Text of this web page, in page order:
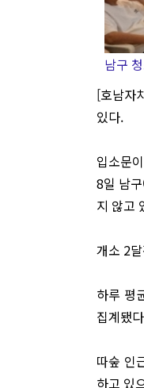
남구
[호남자
있다.
입소문
8일 남
지 않고
개소 2
하루 평
집계됐
따숲 인
하고 있